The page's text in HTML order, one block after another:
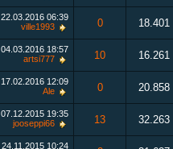
22.03.2016 06:39
ville1993
0 18.401
04.03.2016 18:57
artsi777
10 16.261
17.02.2016 12:09
Ale
0 20.858
07.12.2015 19:35
jooseppi66
13 32.263
24.11.2015 10:24